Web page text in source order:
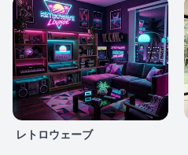
レトロウェーブ